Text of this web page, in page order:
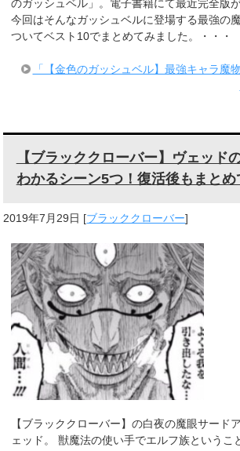
のガッシュベル」。電子書籍にて最近完全版
今回はそんなガッシュベルに登場する最強の
ついてベスト10でまとめてみました。・・・
「【金色のガッシュベル】最強キャラ魔
【ブラッククローバー】ヴェッド
わかるシーン5つ！復活後もまとめ
2019年7月29日 [ブラッククローバー]
【ブラッククローバー】の白夜の魔眼サード
ェッド。 獣魔法の使い手でエルフ族というこ